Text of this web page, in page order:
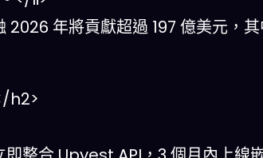
2026 年將貢獻超過 197 億美元，
h2>